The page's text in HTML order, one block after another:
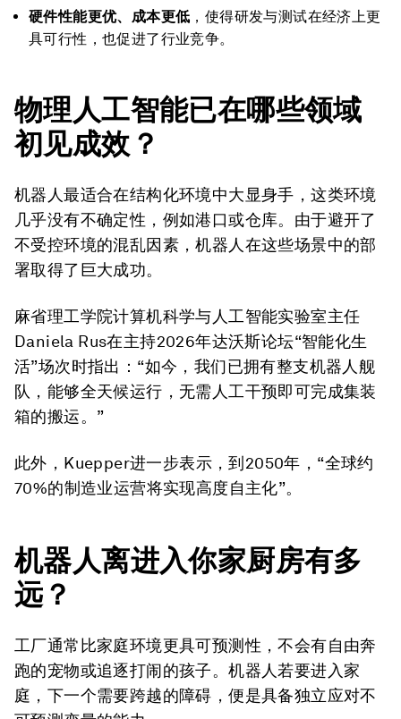
硬件性能更优、成本更低 ，使得研发与测试在经济上更
具可行性，也促进了行业竞争。
物理人工智能已在哪些领域
初见成效？
机器人最适合在结构化环境中大显身手，这类环境
几乎没有不确定性，例如港口或仓库。由于避开了
不受控环境的混乱因素，机器人在这些场景中的部
署取得了巨大成功。
麻省理工学院计算机科学与人工智能实验室主任
Daniela Rus在主持2026年达沃斯论坛“智能化生
活”场次时指出：“如今，我们已拥有整支机器人舰
队，能够全天候运行，无需人工干预即可完成集装
箱的搬运。”
此外，Kuepper进一步表示，到2050年，“全球约
70%的制造业运营将实现高度自主化”。
机器人离进入你家厨房有多
远？
工厂通常比家庭环境更具可预测性，不会有自由奔
跑的宠物或追逐打闹的孩子。机器人若要进入家
庭，下一个需要跨越的障碍，便是具备独立应对不